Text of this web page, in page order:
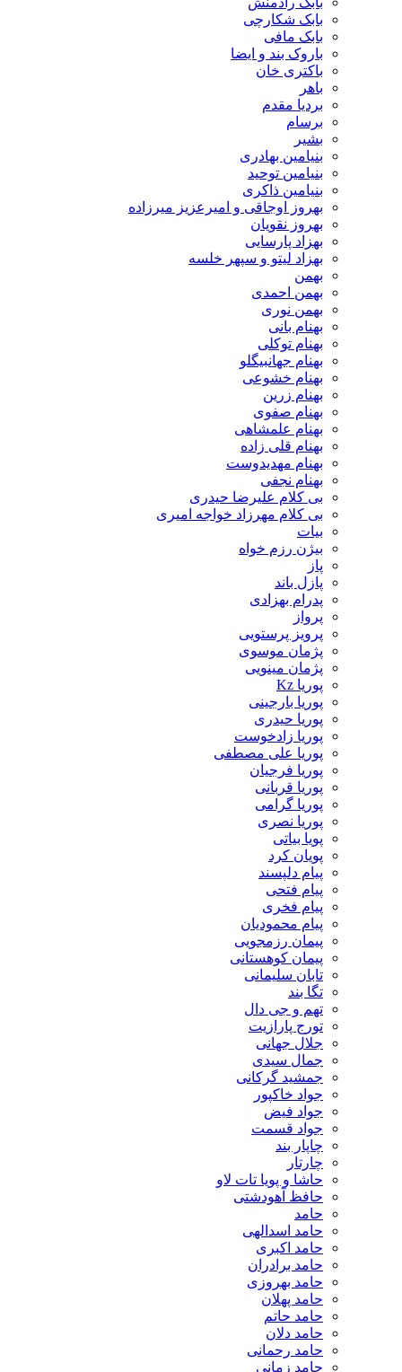
بابک شکارچی
بابک مافی
باروک بند و ایضا
باکتری خان
باهر
بردیا مقدم
برسام
بشیر
بنیامین بهادری
بنیامین توحید
بنیامین ذاکری
بهروز اوجاقی و امیرعزیز میرزاده
بهروز نقویان
بهزاد پارسایی
بهزاد لیتو و سپهر خلسه
بهمن
بهمن احمدی
بهمن نوری
بهنام بانی
بهنام توکلی
بهنام جهانبیگلو
بهنام خشوعی
بهنام زرین
بهنام صفوی
بهنام علمشاهی
بهنام قلی زاده
بهنام مهدیدوست
بهنام نجفی
بی کلام علیرضا حیدری
بی کلام مهرزاد خواجه امیری
بیات
بیژن رزم خواه
پاز
پازل باند
پدرام بهزادی
پرواز
پرویز پرستویی
پژمان موسوی
پژمان مینویی
پوریا Kz
پوریا بارجینی
پوریا حیدری
پوریا زادخوست
پوریا علی مصطفی
پوریا فرجیان
پوریا قربانی
پوریا گرامی
پوریا نصری
پویا بیاتی
پویان کرد
پیام دلپسند
پیام فتحی
پیام فخری
پیام محمودیان
پیمان رزمجویی
پیمان کوهستانی
تابان سلیمانی
تگا بند
تهم و جی دال
تورج پارازیت
جلال جهانی
جمال سیدی
جمشید گرکانی
جواد خاکپور
جواد فیض
جواد قسمت
چاپار بند
چارتار
حاشا و پویا تات لاو
حافظ آهودشتی
حامد
حامد اسدالهی
حامد اکبری
حامد برادران
حامد بهروزی
حامد پهلان
حامد حاتم
حامد دلان
حامد رحمانی
حامد زمانی